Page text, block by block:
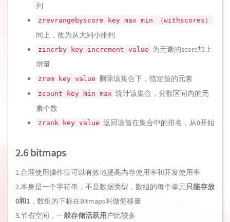
列
zrevrangebyscore key max min （withscores）
同上，改为从大到小排列
zincrby key increment value 为元素的score加上
增量
zrem key value 删除该集合下，指定值的元素
zcount key min max 统计该集合，分数区间内的元
素个数
zrank key value 返回该值在集合中的排名，从0开始
2.6 bitmaps
1.合理使用操作位可以有效地提高内存使用率和开发使用率
2.本身是一个字符串，不是数据类型，数组的每个单元只能存放
0和1 ，数组的下标在Bitmaps叫做偏移量
3.节省空间，一般存储活跃用 户比较多